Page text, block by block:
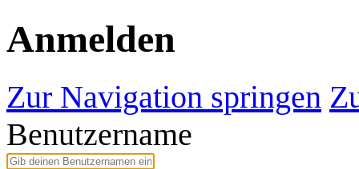
Anmelden
Zur Navigation springen
Benutzername